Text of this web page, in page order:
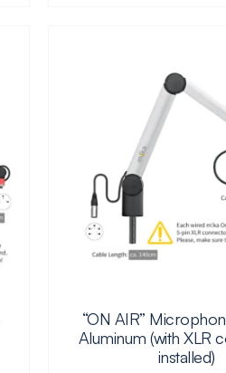
“ON AIR”
Aluminum (with XLR
installed)